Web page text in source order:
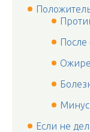
После
Если не